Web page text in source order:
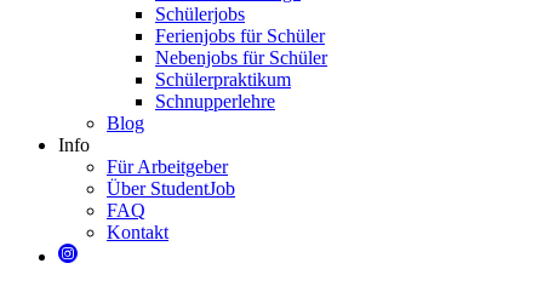
Schülerjobs
Ferienjobs für Schüler
Nebenjobs für Schüler
Schülerpraktikum
Schnupperlehre
Blog
Info
Für Arbeitgeber
Über StudentJob
FAQ
Kontakt